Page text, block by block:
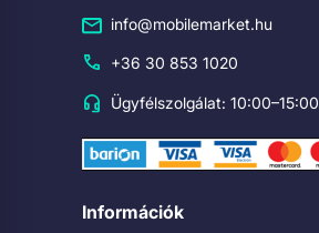
info@mobilemarket.hu
+36 30 853 1020
Ügyfélszolgálat: 10:00–15:00
Információk